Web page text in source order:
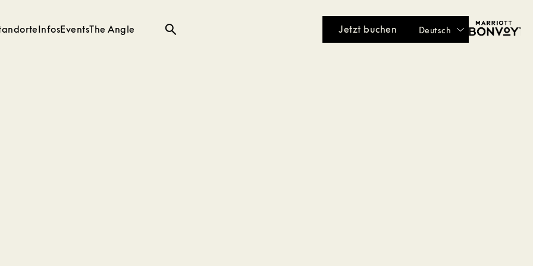
InfosEventsThe Angle Suche Jetzt buchen Deutsch